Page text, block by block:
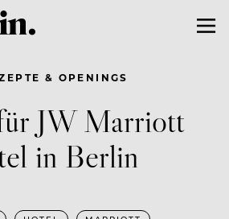
& OPENINGS
JW Marriott
in Berlin